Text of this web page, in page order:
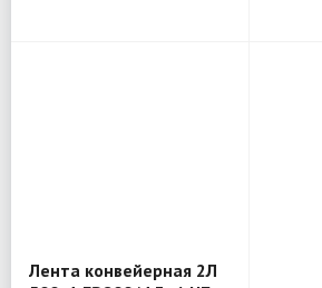
Лента конвейерная 2Л